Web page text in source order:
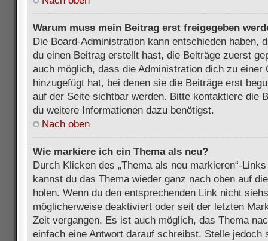
Warum muss mein Beitrag erst freigegeben
Die Board-Administration kann entschieden haben,
du einen Beitrag erstellt hast, die Beiträge zuerst
auch möglich, dass die Administration dich zu einer
hinzugefügt hat, bei denen sie die Beiträge erst
auf der Seite sichtbar werden. Bitte kontaktiere die
du weitere Informationen dazu benötigst.
Nach oben
Wie markiere ich ein Thema als neu?
Durch Klicken des „Thema als neu markieren“-
kannst du das Thema wieder ganz nach oben auf
holen. Wenn du den entsprechenden Link nicht
möglicherweise deaktiviert oder seit der letzten
Zeit vergangen. Es ist auch möglich, das Thema
einfach eine Antwort darauf schreibst. Stelle jedoch